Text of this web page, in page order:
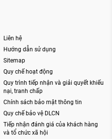
Liên hệ
Hướng dẫn sử dụng
Sitemap
Quy chế hoạt động
Quy trình tiếp nhận và giải quyết khiếu
nại, tranh chấp
Chính sách bảo mật thông tin
Quy chế bảo vệ DLCN
Tiếp nhận đánh giá của khách hàng
và tổ chức xã hội